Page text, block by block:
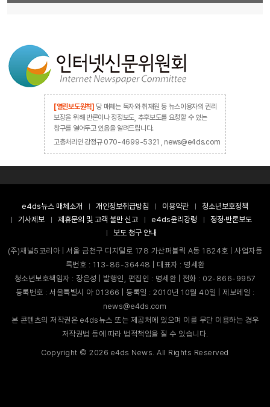
[열린보도원칙] 당 매체는 독자와 취재원 등 뉴스이용자의 권리
보장을 위해 반론이나 정정보도, 추후보도를 요청할 수 있는
창구를 열어두고 있음을 알려드립니다.
고충처리인 강정규 070-4699-5321 , news@e4ds.com
e4ds뉴스 매체소개 개인정보취급방침 이용약관
청소년보호정책
기사제보
제휴문의 및 고객 불만 신고 e4ds윤리강령
정정·반론보도
보도 청구 안내
(주)채널5코리아 | 서울 금천구 디지털로 178 가산퍼블릭 A동 1824호 | 사업자등
록번호 : 113-86-36448 | 대표자 : 명세환
청소년보호책임자 : 장은성 | 발행인, 편집인 : 명세환 | 전화 : 02-866-9957
등록번호 : 서울특별시 아 01366 | 등록일 : 2010년 10월 40일 | 제보메일 :
news@e4ds.com
본 콘텐츠의 저작권은 e4ds뉴스 또는 제공처에 있으며 이를 무단 이용하는 경우
저작권법 등에 따라 법적책임을 질 수 있습니다.
Copyright ©2026 e4ds News. All Rights Reserved